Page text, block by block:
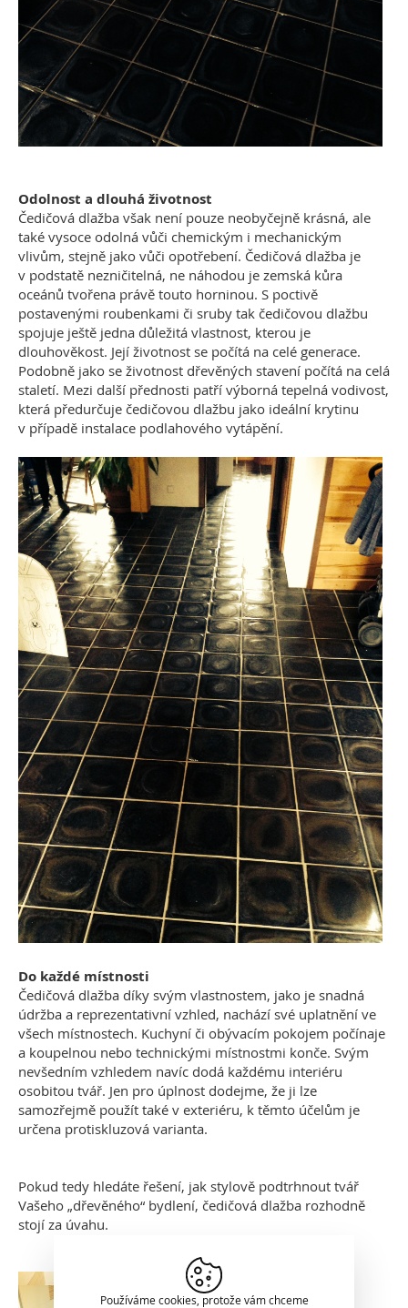
Odolnost a dlouhá životnost
Čedičová dlažba však není pouze neobyčejně krásná, ale
také vysoce odolná vůči chemickým i mechanickým
vlivům, stejně jako vůči opotřebení. Čedičová dlažba je
v podstatě nezničitelná, ne náhodou je zemská kůra
oceánů tvořena právě touto horninou. S poctivě
postavenými roubenkami či sruby tak čedičovou dlažbu
spojuje ještě jedna důležitá vlastnost, kterou je
dlouhověkost. Její životnost se počítá na celé generace.
Podobně jako se životnost dřevěných stavení počítá na celá
staletí. Mezi další přednosti patří výborná tepelná vodivost,
která předurčuje čedičovou dlažbu jako ideální krytinu
v případě instalace podlahového vytápění.
Do každé místnosti
Čedičová dlažba díky svým vlastnostem, jako je snadná
údržba a reprezentativní vzhled, nachází své uplatnění ve
všech místnostech. Kuchyní či obývacím pokojem počínaje
a koupelnou nebo technickými místnostmi konče. Svým
nevšedním vzhledem navíc dodá každému interiéru
osobitou tvář. Jen pro úplnost dodejme, že ji lze
samozřejmě použít také v exteriéru, k těmto účelům je
určena protiskluzová varianta.
Pokud tedy hledáte řešení, jak stylově podtrhnout tvář
Vašeho „dřevěného“ bydlení, čedičová dlažba rozhodně
stojí za úvahu.
Používáme cookies, protože vám chceme